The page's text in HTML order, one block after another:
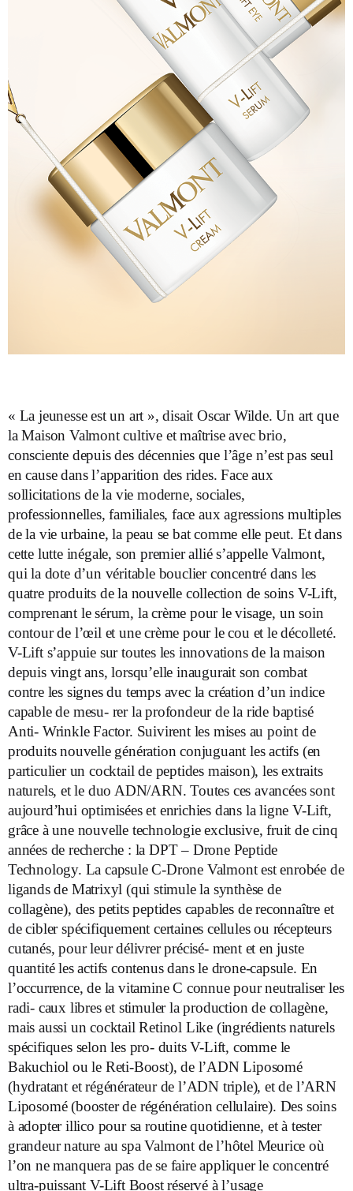
« La jeunesse est un art », disait Oscar Wilde. Un art que
la Maison Valmont cultive et maîtrise avec brio,
consciente depuis des décennies que l’âge n’est pas seul
en cause dans l’apparition des rides. Face aux
sollicitations de la vie moderne, sociales,
professionnelles, familiales, face aux agressions multiples
de la vie urbaine, la peau se bat comme elle peut. Et dans
cette lutte inégale, son premier allié s’appelle Valmont,
qui la dote d’un véritable bouclier concentré dans les
quatre produits de la nouvelle collection de soins V-Lift,
comprenant le sérum, la crème pour le visage, un soin
contour de l’œil et une crème pour le cou et le décolleté.
V-Lift s’appuie sur toutes les innovations de la maison
depuis vingt ans, lorsqu’elle inaugurait son combat
contre les signes du temps avec la création d’un indice
capable de mesu- rer la profondeur de la ride baptisé
Anti- Wrinkle Factor. Suivirent les mises au point de
produits nouvelle génération conjuguant les actifs (en
particulier un cocktail de peptides maison), les extraits
naturels, et le duo ADN/ARN. Toutes ces avancées sont
aujourd’hui optimisées et enrichies dans la ligne V-Lift,
grâce à une nouvelle technologie exclusive, fruit de cinq
années de recherche : la DPT – Drone Peptide
Technology. La capsule C-Drone Valmont est enrobée de
ligands de Matrixyl (qui stimule la synthèse de
collagène), des petits peptides capables de reconnaître et
de cibler spécifiquement certaines cellules ou récepteurs
cutanés, pour leur délivrer précisé- ment et en juste
quantité les actifs contenus dans le drone-capsule. En
l’occurrence, de la vitamine C connue pour neutraliser les
radi- caux libres et stimuler la production de collagène,
mais aussi un cocktail Retinol Like (ingrédients naturels
spécifiques selon les pro- duits V-Lift, comme le
Bakuchiol ou le Reti-Boost), de l’ADN Liposomé
(hydratant et régénérateur de l’ADN triple), et de l’ARN
Liposomé (booster de régénération cellulaire). Des soins
à adopter illico pour sa routine quotidienne, et à tester
grandeur nature au spa Valmont de l’hôtel Meurice où
l’on ne manquera pas de se faire appliquer le concentré
ultra-puissant V-Lift Boost réservé à l’usage